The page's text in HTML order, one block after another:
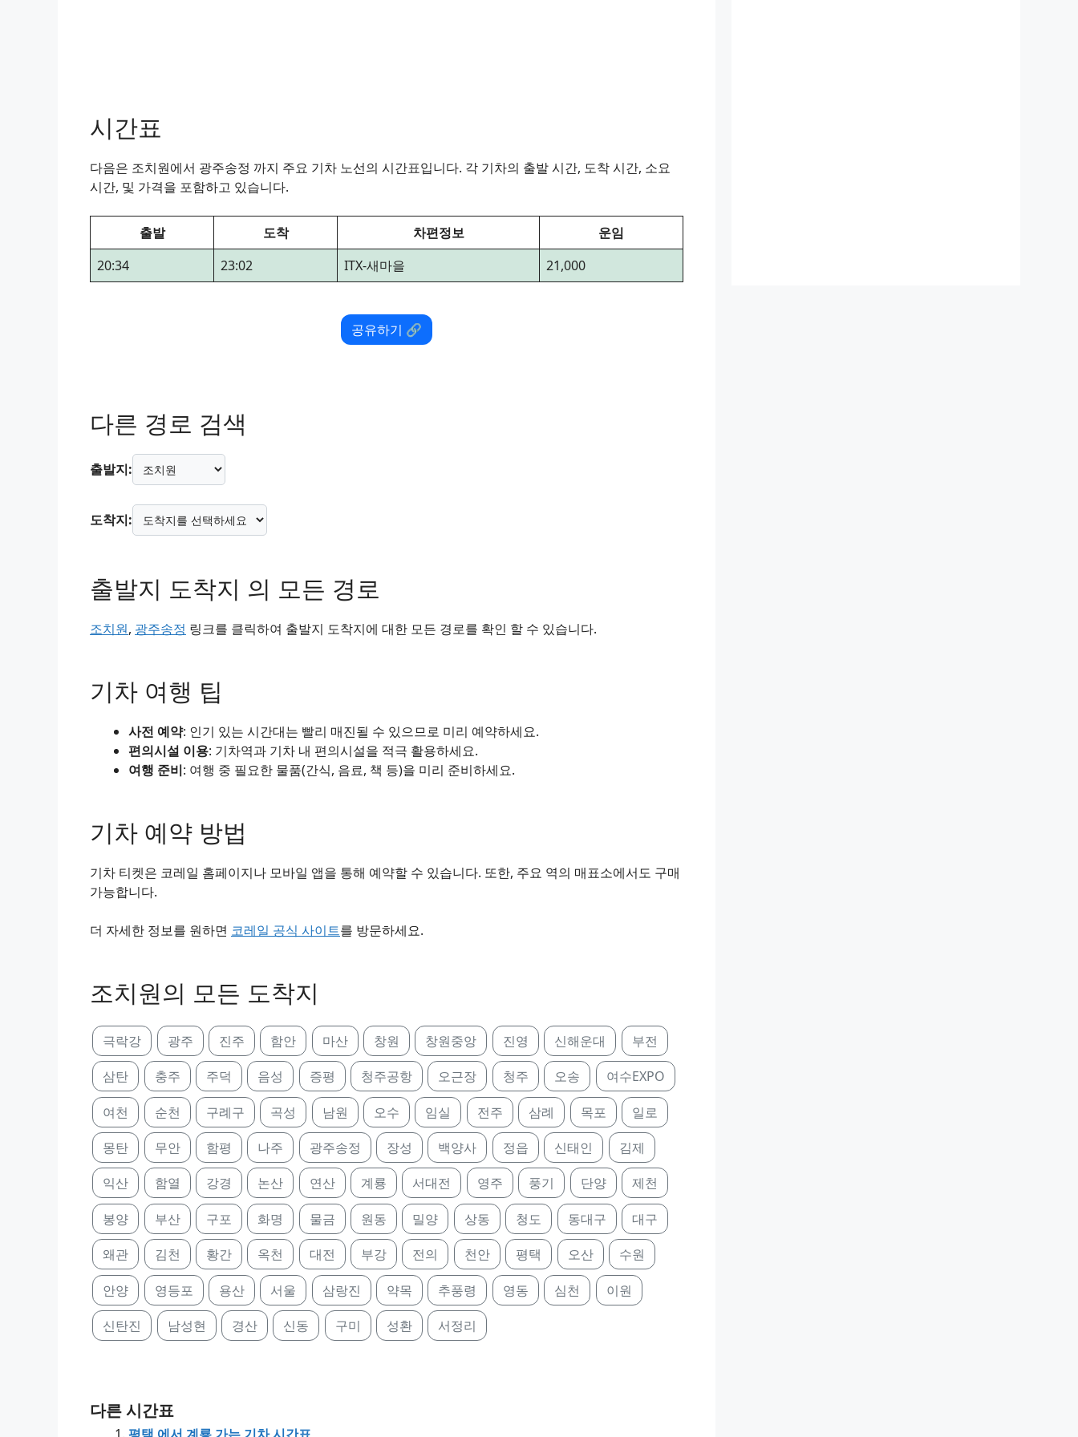
시간표
다음은 조치원에서 광주송정 까지 주요 기차 노선의 시간표입니다. 각 기차의 출발 시간, 도착 시간, 소요
시간, 및 가격을 포함하고 있습니다.
출발 도착 차편정보
운임
20:34
23:02 ITX-새마을 21,000
공유하기 🔗
다른 경로 검색
출발지:
도착지:
출발지 도착지 의 모든 경로
조치원, 광주송정 링크를 클릭하여 출발지 도착지에 대한 모든 경로를 확인 할 수 있습니다.
기차 여행 팁
사전 예약: 인기 있는 시간대는 빨리 매진될 수 있으므로 미리 예약하세요.
편의시설 이용: 기차역과 기차 내 편의시설을 적극 활용하세요.
여행 준비: 여행 중 필요한 물품(간식, 음료, 책 등)을 미리 준비하세요.
기차 예약 방법
기차 티켓은 코레일 홈페이지나 모바일 앱을 통해 예약할 수 있습니다. 또한, 주요 역의 매표소에서도 구매
가능합니다.
더 자세한 정보를 원하면 코레일 공식 사이트를 방문하세요.
조치원의 모든 도착지
극락강 광주 진주 함안 마산 창원 창원중앙 진영 신해운대 부전
삼탄 충주 주덕 음성 증평 청주공항 오근장 청주 오송 여수EXPO
여천 순천 구례구 곡성 남원 오수 임실 전주 삼례 목포 일로
몽탄 무안 함평 나주 광주송정 장성 백양사 정읍 신태인 김제
익산 함열 강경 논산 연산 계룡 서대전 영주 풍기 단양 제천
봉양 부산 구포 화명 물금 원동 밀양 상동 청도 동대구 대구
왜관 김천 황간 옥천 대전 부강 전의 천안 평택 오산 수원
안양 영등포 용산 서울 삼랑진 약목 추풍령 영동 심천 이원
신탄진 남성현 경산 신동 구미 성환 서정리
다른 시간표